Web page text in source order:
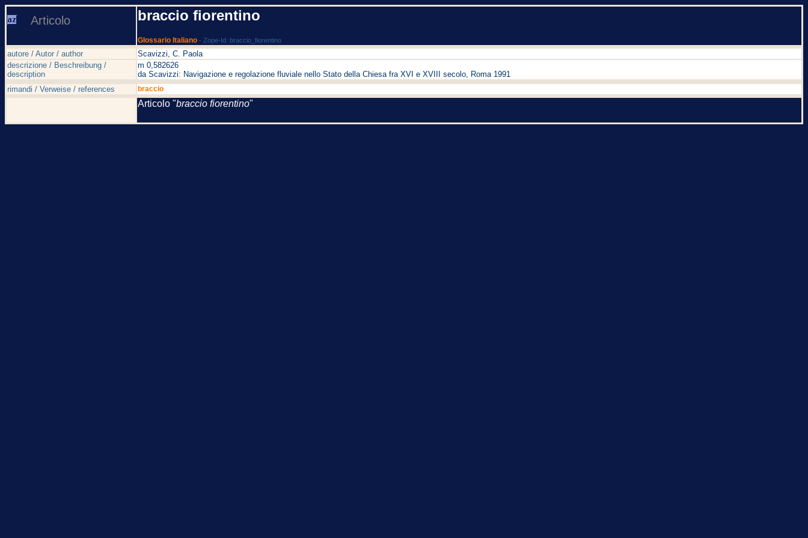
Articolo braccio fiorentino
Glossario Italiano - Zope-Id: braccio_fiorentino
autore / Autor / author
Scavizzi, C. Paola
descrizione / Beschreibung /
description
m 0,582626
da Scavizzi: Navigazione e regolazione fluviale nello Stato della Chiesa fra XVI e XVIII secolo, Roma 1991
rimandi / Verweise / references
braccio
Articolo "braccio fiorentino"